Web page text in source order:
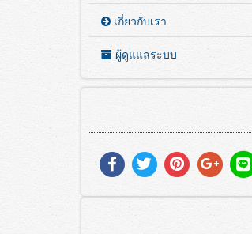
สำรวจความพึงพอใจเว็บไซต์
เกี่ยวกับเรา
ผู้ดูแแลระบบ